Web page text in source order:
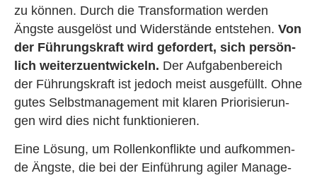
zu kön­nen. Durch die Trans­for­ma­ti­on wer­den
Ängs­te aus­ge­löst und Wi­der­stän­de ent­ste­hen. Von
der Füh­rungs­kraft wird ge­for­dert, sich per­sön­
lich wei­ter­zu­ent­wi­ckeln. Der Auf­ga­ben­be­reich
der Füh­rungs­kraft ist je­doch meist aus­ge­füllt. Ohne
gutes Selbst­ma­nage­ment mit kla­ren Prio­ri­sie­run­
gen wird dies nicht funk­tio­nie­ren.
Eine Lö­sung, um Rol­len­kon­flik­te und auf­kom­men­
de Ängs­te, die bei der Ein­füh­rung agi­ler Ma­nage­